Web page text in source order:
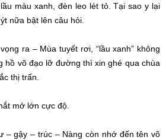
màu xanh, đèn leo léttỏ. Tại sao y lại
nữa bật lên câu hỏi.
ra – Mùa tuyết rơi, “lầu xanh” không
hồ võ đạo lỡ đường thì xin ghé qua chùa
thị trấn.
mở lớn cực độ
– gậy – trúc – Nàng còn nhớ đến tên võ